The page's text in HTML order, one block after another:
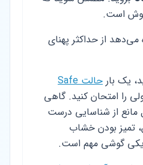
است.
می‌دهد از حداکثر پهنای
یک بار
حالت Safe
را امتحان کنید. گاهی
از شناسایی درست
تمیز بودن خشاب
گوشی مهم است.